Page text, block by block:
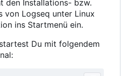
den Installations- bzw.
von Logseq unter Linux
ins Startmenü ein.
Du mit folgendem